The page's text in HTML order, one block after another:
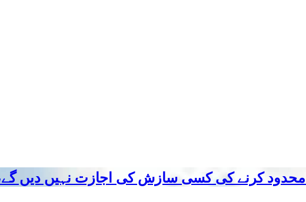
محدود کرنے کی کسی سازش کی اجازت نہیں دیں